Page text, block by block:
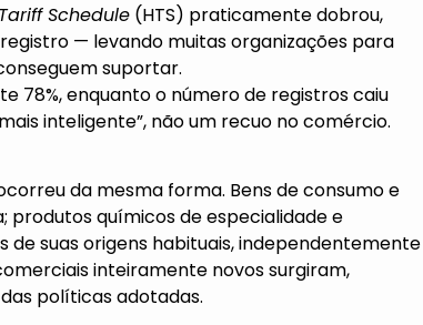
Schedule (HTS) praticamente dobrou,
— levando muitas organizações para
suportar.
78%, enquanto o número de registros caiu
inteligente”, não um recuo no comércio.
da mesma forma. Bens de consumo e
químicos de especialidade e
suas origens habituais, independentemente
inteiramente novos surgiram,
políticas adotadas.